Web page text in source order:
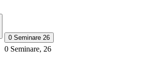
0 Seminare 26
0 Seminare, 26